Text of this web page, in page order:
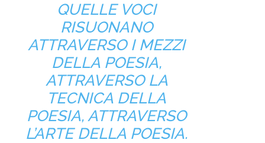
QUELLE VOCI
RISUONANO
ATTRAVERSO I MEZZI
DELLA POESIA,
ATTRAVERSO LA
TECNICA DELLA
POESIA, ATTRAVERSO
L’ARTE DELLA POESIA.